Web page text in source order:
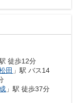
徒歩12分
田 」駅 バス14
」駅 徒歩37分